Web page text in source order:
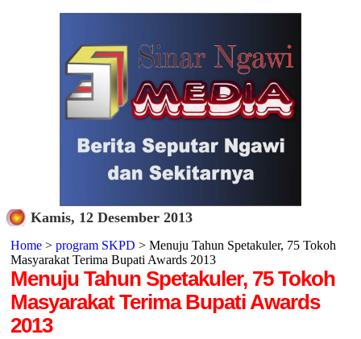
Kamis, 12 Desember 2013
Home> program SKPD > Menuju Tahun Spetakuler, 75 Tokoh
Masyarakat Terima Bupati Awards 2013
Menuju Tahun Spetakuler, 75 Tokoh
Masyarakat Terima Bupati Awards
2013